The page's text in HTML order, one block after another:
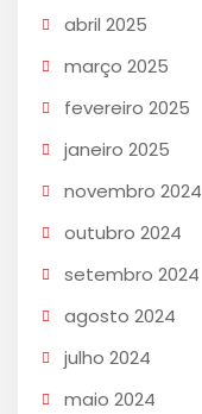
abril 2025
março 2025
fevereiro 2025
janeiro 2025
novembro 2024
outubro 2024
setembro 2024
agosto 2024
julho 2024
maio 2024